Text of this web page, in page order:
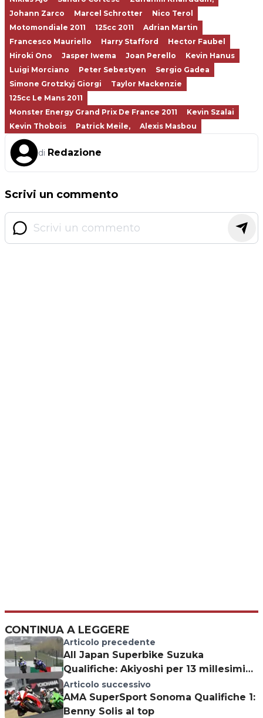
Johann Zarco
Marcel Schrotter
Nico Terol
Motomondiale 2011
125cc 2011
Adrian Martin
Francesco Mauriello
Harry Stafford
Hector Faubel
Hiroki Ono
Jasper Iwema Joan Perello
Kevin Hanus
Luigi Morciano
Peter Sebestyen
Sergio Gadea
Simone Grotzkyj Giorgi
Taylor Mackenzie
125cc Le Mans 2011
Monster Energy Grand Prix De France 2011
Kevin Szalai
Kevin Thobois
Patrick Meile, Alexis Masbou
di Redazione
Scrivi un commento
CONTINUA A LEGGERE
Articolo precedente
All Japan Superbike Suzuka
Qualifiche: Akiyoshi per 13 millesimi
su Kagayama
Articolo successivo
AMA SuperSport Sonoma Qualifiche 1:
Benny Solis al top